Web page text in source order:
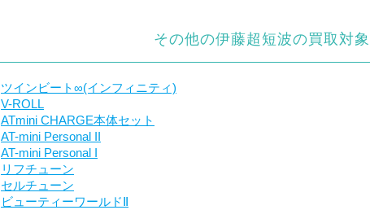
その他の伊藤超短波の買取対
ツインビート∞(インフィニティ)
V-ROLL
ATmini CHARGE本体セット
AT-mini Personal II
AT-mini Personal I
リフチューン
セルチューン
ビューティーワールドⅡ